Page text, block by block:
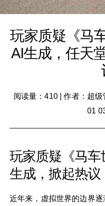
玩家质疑《马
AI生成，任天
阅读量：410|作者：超级
01
玩家质疑《马
生成，掀起热议
近年来，虚拟世界的边界